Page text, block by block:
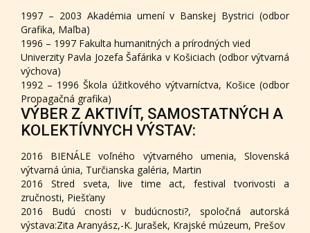
1997 – 2003 Akadémia umení v Banskej Bystrici (odbor
Grafika, Maľba)
1996 – 1997 Fakulta humanitných a prírodných vied
Univerzity Pavla Jozefa Šafárika v Košiciach (odbor výtvarná
výchova)
1992 – 1996 Škola úžitkového výtvarníctva, Košice (odbor
Propagačná grafika)
VÝBER Z AKTIVÍT, SAMOSTATNÝCH A
KOLEKTÍVNYCH VÝSTAV:
2016 BIENÁLE voľného výtvarného umenia, Slovenská
výtvarná únia, Turčianska galéria, Martin
2016 Stred sveta, live time act, festival tvorivosti a
zručnosti, Piešťany
2016 Budú cnosti v budúcnosti?, spoločná autorská
výstava:Zita Aranyász,-K. Jurašek, Krajské múzeum, Prešov